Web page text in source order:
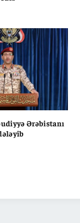
Ərəbistanı